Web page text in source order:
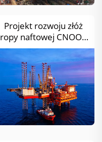
Projekt rozwoju złóż
ropy naftowej CNOOC
Kenli 10-2